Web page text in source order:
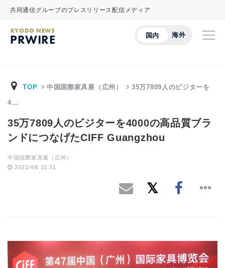
共同通信グループのプレスリリース配信メディア
国内 海外
KYODO NEWS
PRWIRE
TOP 中国国際家具展（広州） 35万7809人のビジターを
4…
35万7809人のビジターを4000の高品質ブラ
ンドにつなげたCIFF Guangzhou
中国国際家具展（広州）
2021/4/8 15:31